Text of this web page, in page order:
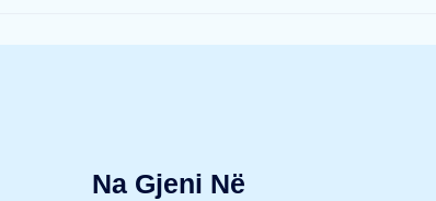
Na Gjeni Në